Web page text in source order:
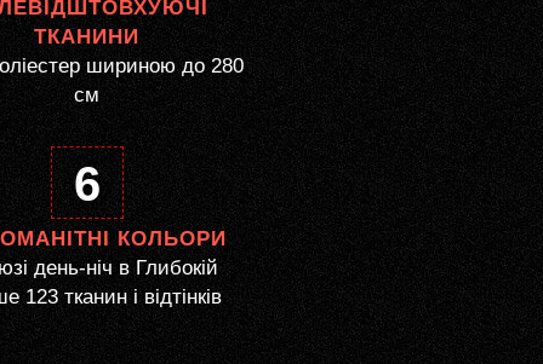
ТКАНИНИ
шириною до 280
см
6
КОЛЬОРИ
день-ніч в Глибокій
123 тканин і відтінків